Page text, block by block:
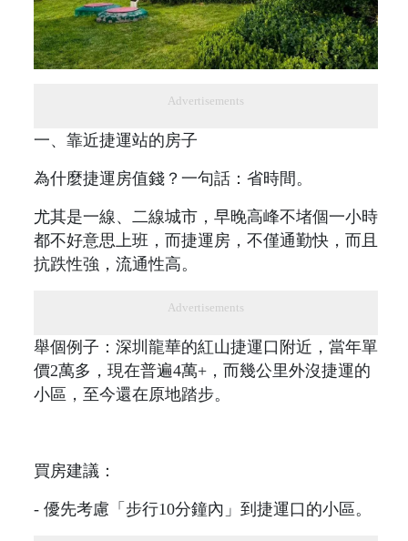
Advertisements
一、靠近捷運站的房子
為什麼捷運房值錢？一句話：省時間。
尤其是一線、二線城市，早晚高峰不堵個一小時
都不好意思上班，而捷運房，不僅通勤快，而且
抗跌性強，流通性高。
Advertisements
舉個例子：深圳龍華的紅山捷運口附近，當年單
價2萬多，現在普遍4萬+，而幾公里外沒捷運的
小區，至今還在原地踏步。
買房建議：
- 優先考慮「步行10分鐘內」到捷運口的小區。